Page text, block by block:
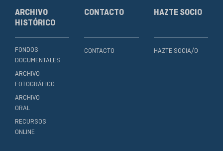
ARCHIVO
HISTÓRICO
FONDOS
DOCUMENTALES
ARCHIVO
FOTOGRÁFICO
ARCHIVO
ORAL
RECURSOS
ONLINE
CONTACTO
CONTACTO
HAZTE SOCIO
HAZTE SOCIA/O